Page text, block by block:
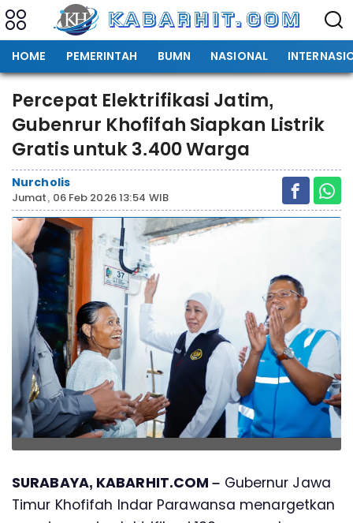
HOME PEMERINTAH BUMN NASIONAL
Percepat Elektrifikasi Jatim,
Gubenrur Khofifah Siapkan Listrik
Gratis untuk 3.400 Warga
Nurcholis
Jumat, 06 Feb 2026 13:54 WIB
SURABAYA, KABARHIT.COM – Gubernur Jawa
Timur Khofifah Indar Parawansa menargetkan